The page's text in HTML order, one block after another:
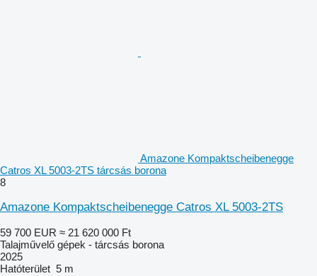
Amazone Kompaktscheibenegge
Catros XL 5003-2TS tárcsás borona
8
Amazone Kompaktscheibenegge Catros XL 5003-2TS
59 700 EUR ≈ 21 620 000 Ft
Talajművelő gépek - tárcsás borona
2025
Hatóterület 5 m